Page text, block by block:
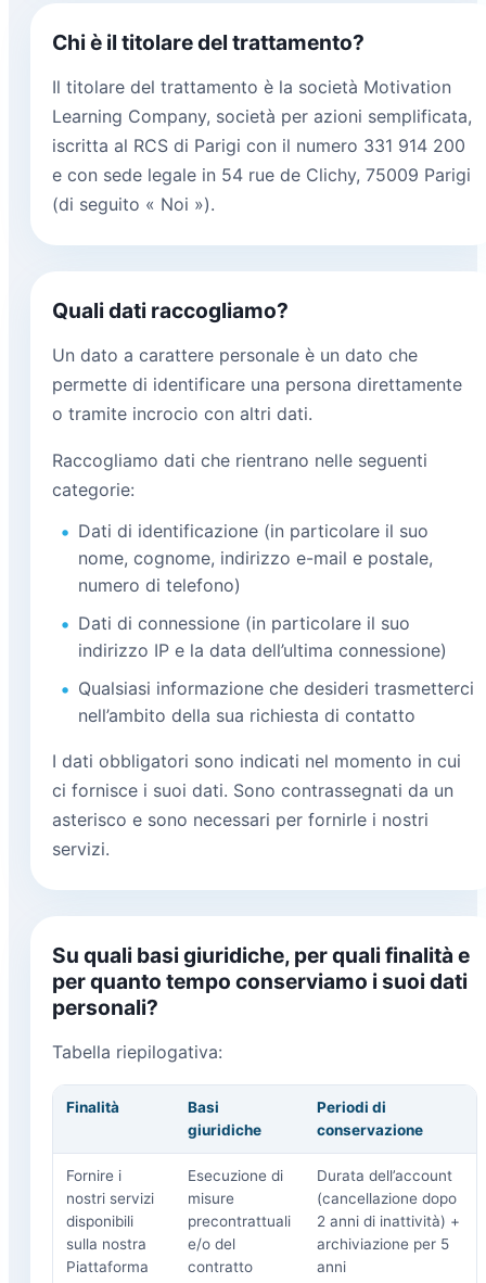
Chi è il titolare del trattamento?
Il titolare del trattamento è la società Motivation
Learning Company, società per azioni semplificata,
iscritta al RCS di Parigi con il numero 331 914 200
e con sede legale in 54 rue de Clichy, 75009 Parigi
(di seguito « Noi »).
Quali dati raccogliamo?
Un dato a carattere personale è un dato che
permette di identificare una persona direttamente
o tramite incrocio con altri dati.
Raccogliamo dati che rientrano nelle seguenti
categorie:
Dati di identificazione (in particolare il suo
nome, cognome, indirizzo e-mail e postale,
numero di telefono)
Dati di connessione (in particolare il suo
indirizzo IP e la data dell’ultima connessione)
Qualsiasi informazione che desideri trasmetterci
nell’ambito della sua richiesta di contatto
I dati obbligatori sono indicati nel momento in cui
ci fornisce i suoi dati. Sono contrassegnati da un
asterisco e sono necessari per fornirle i nostri
servizi.
Su quali basi giuridiche, per quali finalità e
per quanto tempo conserviamo i suoi dati
personali?
Tabella riepilogativa:
Finalità
Basi
giuridiche
Periodi di
conservazione
Fornire i
nostri servizi
disponibili
sulla nostra
Piattaforma
Esecuzione di
misure
precontrattuali
e/o del
contratto
Durata dell’account
(cancellazione dopo
2 anni di inattività) +
archiviazione per 5
anni